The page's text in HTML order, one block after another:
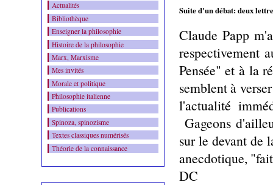
Actualités
Bibliothèque
Enseigner la philosophie
Histoire de la philosophie
Marx, Marxisme
Mes invités
Morale et politique
Philosophie italienne
Publications
Spinoza, spinozisme
Textes classiques numérisés
Théorie de la connaissance
Suite d'un débat: deux
Claude Papp
respectivement
Pensée" et à la
semblent à
l'actualité
Gageons
sur le devant de
anecdotique,
DC